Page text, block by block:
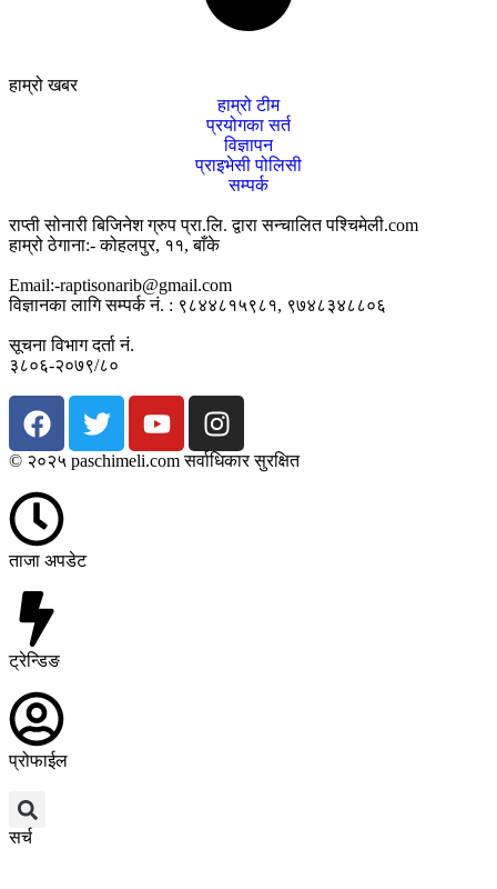
हाम्रो खबर
हाम्रो टीम
प्रयोगका सर्त
विज्ञापन
प्राइभेसी पोलिसी
सम्पर्क
राप्ती सोनारी बिजिनेश ग्रुप प्रा.लि. द्वारा सन्चालित पश्चिमेली.com
हाम्रो ठेगाना:- कोहलपुर, ११, बाँके
Email:-raptisonarib@gmail.com
विज्ञानका लागि सम्पर्क नं. : ९८४४८१५९८१, ९७४८३४८८०६
सूचना विभाग दर्ता नं.
३८०६-२०७९/८०
© २०२५ paschimeli.com सर्वाधिकार सुरक्षित
ताजा अपडेट
ट्रेन्डिङ
प्रोफाईल
सर्च